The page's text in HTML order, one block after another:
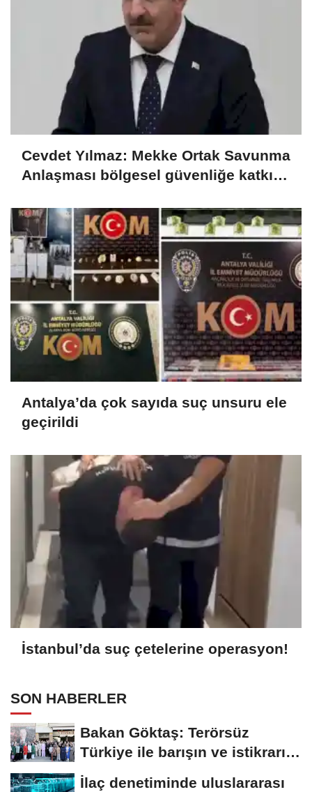
Cevdet Yılmaz: Mekke Ortak Savunma
Anlaşması bölgesel güvenliğe katkı
Antalya’da çok sayıda suç unsuru ele
geçirildi
İstanbul’da suç çetelerine operasyon!
SON HABERLER
Bakan Göktaş: Terörsüz
Türkiye ile barışın ve istikrarın
güçlendiği...
İlaç denetiminde uluslararası